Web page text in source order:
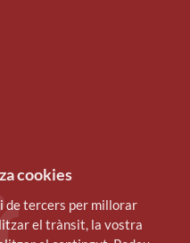
cookies
de tercers per millorar
el trànsit, la vostra